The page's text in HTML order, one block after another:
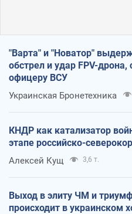
"Варта" и "Новатор"
обстрел и удар FPV-
офицеру ВСУ
Украинская Бронетехника
КНДР как катализатор
этапе российско-
Алексей Кущ 3,6 т.
Выход в элиту ЧМ и
происходит в украинском